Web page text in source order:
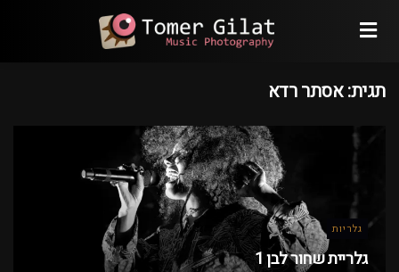
תגית:אסתר רדא
גלריות
גלריית שחור לבן 1